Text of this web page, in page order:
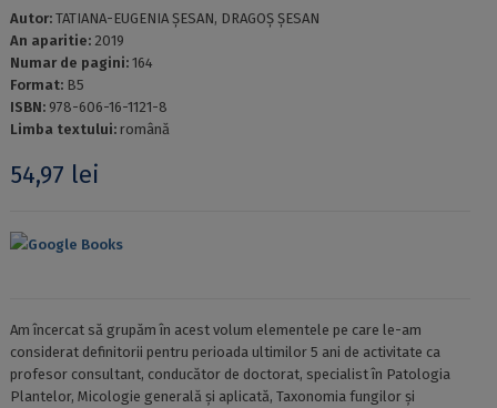
Autor: TATIANA-EUGENIA ȘESAN, DRAGOȘ ȘESAN
An aparitie: 2019
Numar de pagini: 164
Format: B5
ISBN: 978-606-16-1121-8
Limba textului: română
54,97 lei
Google Books
Am încercat să grupăm în acest volum elementele pe care le-am
considerat definitorii pentru perioada ultimilor 5 ani de activitate ca
profesor consultant, conducător de doctorat, specialist în Patologia
Plantelor, Micologie generală și aplicată, Taxonomia fungilor și